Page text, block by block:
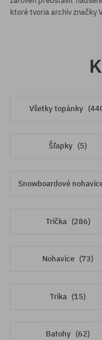
ktoré tvoria archív značky
Všetky topánky
Šľapky (5)
Snowboardové
Trička (286)
Nohavice (73)
Trika (15)
Batohy (62)